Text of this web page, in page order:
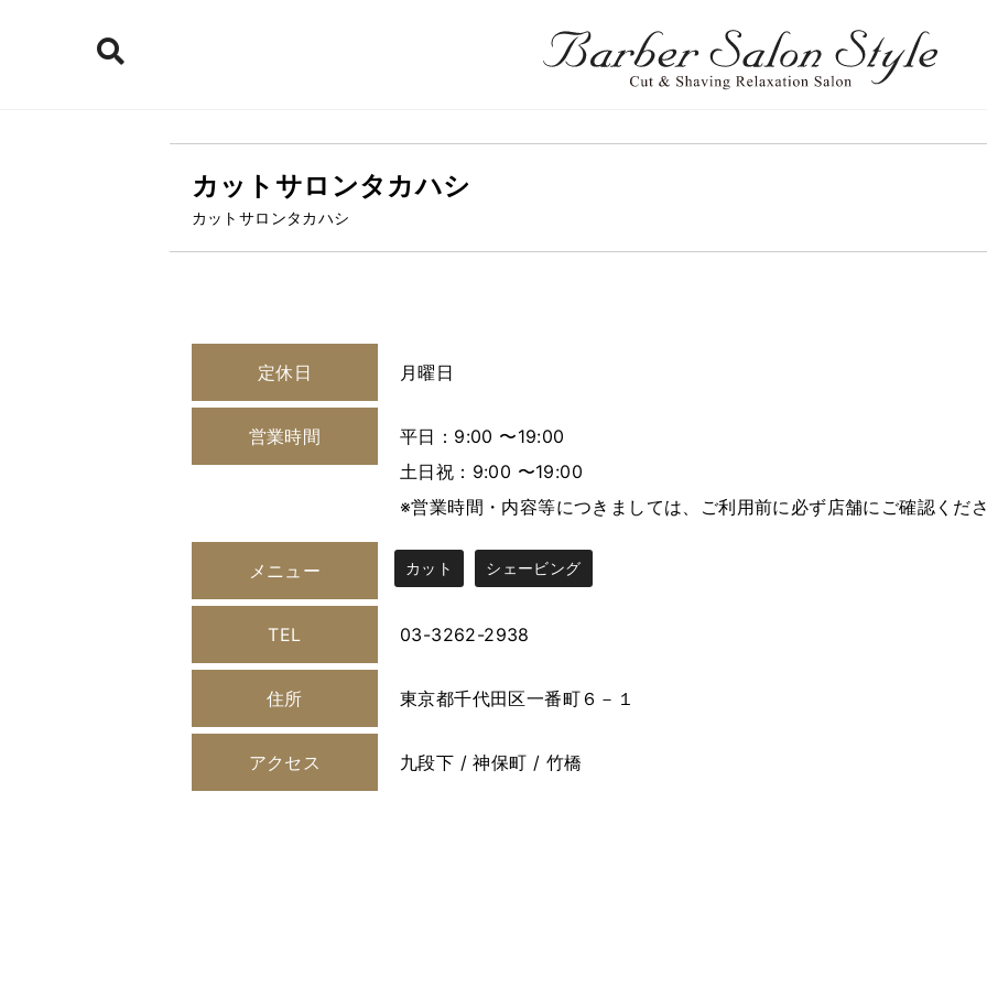
カットサロンタカハシ
カットサロンタカハシ
定休日 月曜日
営業時間
平日：9:00 〜19:00
土日祝：9:00 〜19:00
※営業時間・内容等につきましては、ご利用前に必ず店舗にご確認くだ
メニュー カット シェービング
TEL 03-3262-2938
住所 東京都千代田区一番町６－１
アクセス 九段下 / 神保町 / 竹橋